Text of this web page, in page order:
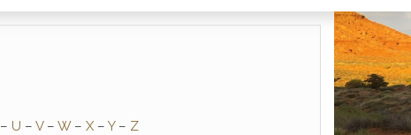
– U – V– W– X – Y– Z